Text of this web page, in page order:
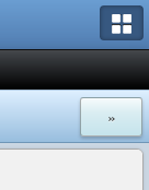
»